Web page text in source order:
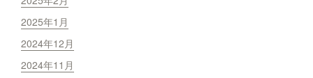
2025年1月
2024年12月
2024年11月